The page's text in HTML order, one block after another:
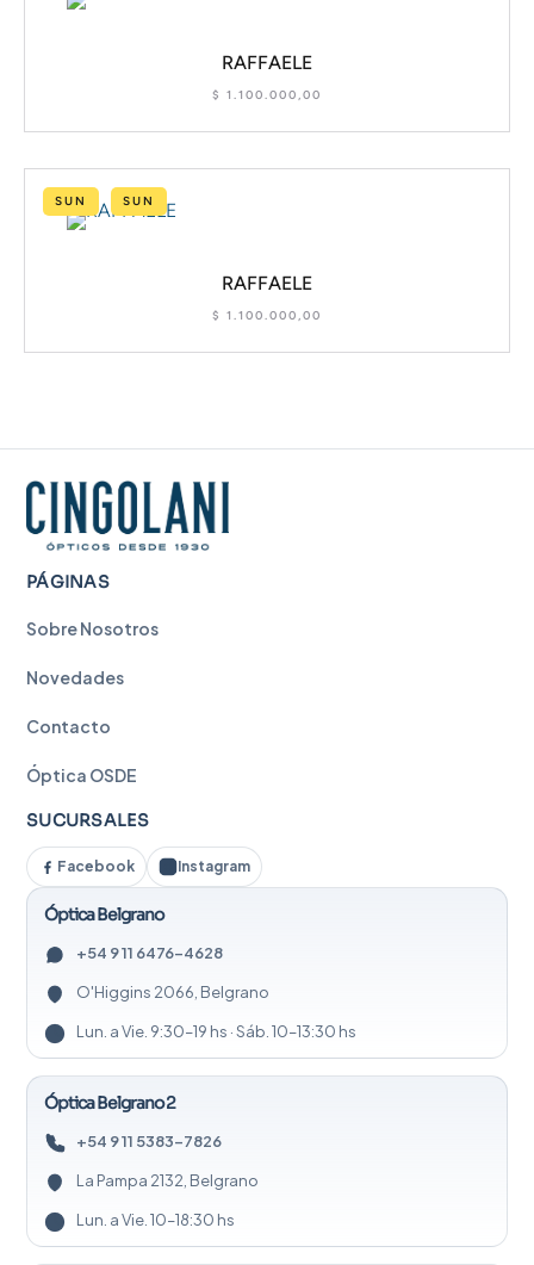
RAFFAELE
$ 1.100.000,00
SUN SUN
RAFFAELE
$ 1.100.000,00
PÁGINAS
Sobre Nosotros
Novedades
Contacto
Óptica OSDE
SUCURSALES
Facebook Instagram
Óptica Belgrano
+54 9 11 6476-4628
O'Higgins 2066, Belgrano
Lun. a Vie. 9:30–19 hs · Sáb. 10–13:30 hs
Óptica Belgrano 2
+54 9 11 5383-7826
La Pampa 2132, Belgrano
Lun. a Vie. 10–18:30 hs